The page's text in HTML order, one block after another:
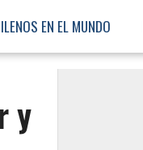
EN EL MUNDO
y